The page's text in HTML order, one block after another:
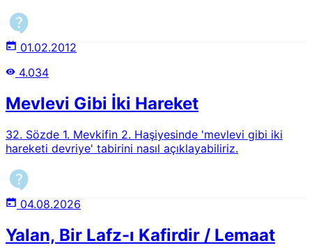
01.02.2012
4.034
Mevlevi Gibi İki Hareket
32. Sözde 1. Mevkifin 2. Haşiyesinde 'mevlevi gibi iki
hareketi devriye' tabirini nasıl açıklayabiliriz.
04.08.2026
Yalan, Bir Lafz-ı Kafirdir / Lemaat